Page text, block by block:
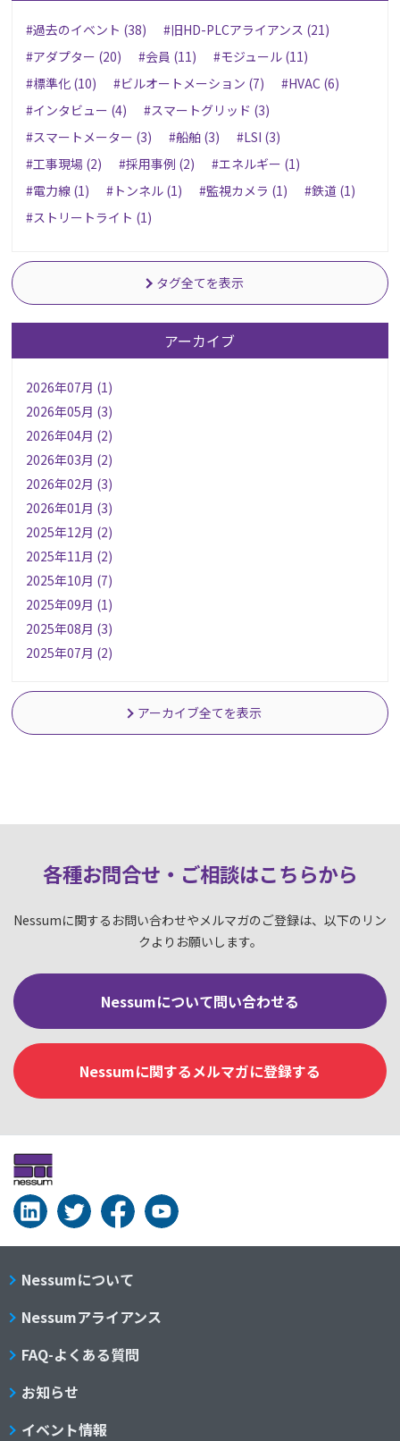
#過去のイベント (38)
#旧HD-PLCアライアンス (21)
#アダプター (20)
#会員 (11)
#モジュール (11)
#標準化 (10)
#ビルオートメーション (7)
#HVAC (6)
#インタビュー (4)
#スマートグリッド (3)
#スマートメーター (3)
#船舶 (3)
#LSI (3)
#工事現場 (2)
#採用事例 (2)
#エネルギー (1)
#電力線 (1)
#トンネル (1) #監視カメラ (1)
#鉄道 (1)
#ストリートライト (1)
タグ全てを表示
アーカイブ
2026年07月 (1)
2026年05月 (3)
2026年04月 (2)
2026年03月 (2)
2026年02月 (3)
2026年01月 (3)
2025年12月 (2)
2025年11月 (2)
2025年10月 (7)
2025年09月 (1)
2025年08月 (3)
2025年07月 (2)
アーカイブ全てを表示
各種お問合せ・ご相談はこちらから
Nessumに関するお問い合わせやメルマガのご登録は、以下のリン
クよりお願いします。
Nessumについて問い合わせる
Nessumに関するメルマガに登録する
Nessumについて
Nessumアライアンス
FAQ-よくある質問
お知らせ
イベント情報